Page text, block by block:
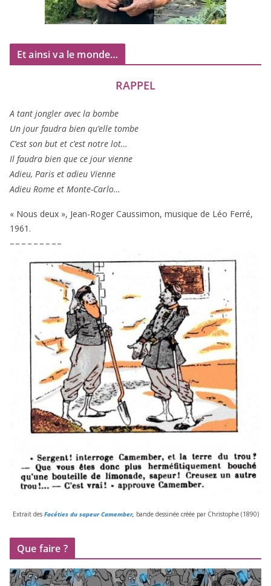
Et ainsi va le monde…
RAPPEL
A tant jon­gler avec la bombe
Un jour fau­dra bien qu’elle tombe
C’est son but et c’est notre lot…
Il fau­dra bien que ce jour vienne
Adieu, Paris et adieu Vienne
Adieu Rome et Monte-Carlo…
« Nous deux », Jean-Roger Caussimon, musique de Léo Ferré,
1961 .
– – – – – – – – –
Extrait desFacéties du sapeur Camember, bande des­si­née créée par Christophe (1890)
Que faire ?